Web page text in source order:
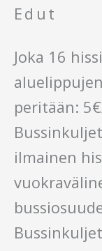
Edut
Joka 16
peritään:
ilmainen